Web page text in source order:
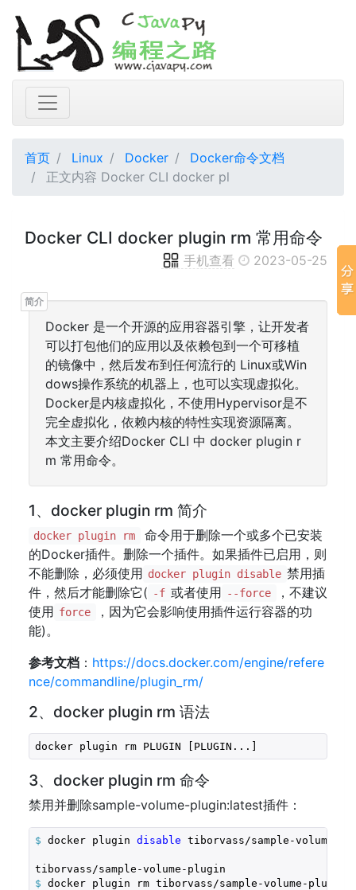
首页 Linux Docker
Docker命令文档
正文内容 Docker CLI docker pl
Docker CLI docker plugin rm 常用命令
手机查看 2023-05-25
Docker 是一个开源的应用容器引擎，让开发者
可以打包他们的应用以及依赖包到一个可移植
的镜像中，然后发布到任何流行的 Linux或Win
dows操作系统的机器上，也可以实现虚拟化。
Docker是内核虚拟化，不使用Hypervisor是不
完全虚拟化，依赖内核的特性实现资源隔离。
本文主要介绍Docker CLI 中 docker plugin r
m 常用命令。
1、docker plugin rm 简介
docker plugin rm
命令用于删除一个或多个已安装
的Docker插件。删除一个插件。如果插件已启用，则
不能删除，必须使用 docker plugin disable 禁用插
件，然后才能删除它( -f 或者使用 --force
，不建议
使用 force
，因为它会影响使用插件运行容器的功
能)。
参考文档 ： https://docs.docker.com/engine/refere
nce/commandline/plugin_rm/
2、docker plugin rm 语法
docker plugin rm PLUGIN [PLUGIN...]
3、docker plugin rm 命令
禁用并删除sample-volume-plugin:latest插件：
$ docker plugin disable tiborvass/sample-volume-
$ docker plugin rm tiborvass/sample-volume-